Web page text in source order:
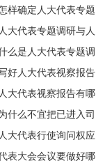
样确定人大代表专题
大代表专题调研与人
么是人大代表专题调
好人大代表视察报告
大代表视察报告有哪
什么不宜把已进入司
大代表行使询问权应
表大会会议要做好哪